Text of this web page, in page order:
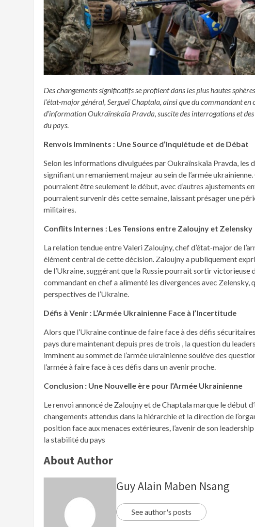
Des changements significatifs se profilent dans les plus hautes
l’état-major général, Sergueï Chaptala, ainsi que du commandant
d’information Oukraïnskaïa Pravda, suscite des interrogations et
du pays.
Renvois Imminents : Une Source d’Inquiétude et de Débat
Selon les informations divulguées par Oukraïnskaïa Pravda, les
signifiant un remaniement majeur au sein de l’armée
pourraient être seulement le début, avec d’autres ajustements
pourraient survenir dès cette semaine, laissant présager une
militaires.
Conflits Internes : Les Tensions entre Zaloujny et Zelensky
La relation tendue entre Valeri Zaloujny, chef d’état-major de
élément central de cette décision. Zaloujny a publiquement
de l’Ukraine, suggérant que la Russie pourrait sortir
commandant en chef a alimenté les divergences avec
perspectives de l’Ukraine.
Défis à Venir : L’Armée Ukrainienne Face à l’Incertitude
Alors que l’Ukraine continue de faire face à des défis
pays dure maintenant depuis pres de trois , la question du
imminent au sommet de l’armée ukrainienne soulève des
l’armée à faire face à ces défis dans un avenir proche.
Conclusion : Une Nouvelle ère pour l’Armée Ukrainienne
Le renvoi annoncé de Zaloujny et de Chaptala marque le début
changements attendus dans la hiérarchie et la direction de
position face aux menaces extérieures, l’avenir de son
la stabilité du pays
About Author
Guy Alain Maben Nsang
See author's posts